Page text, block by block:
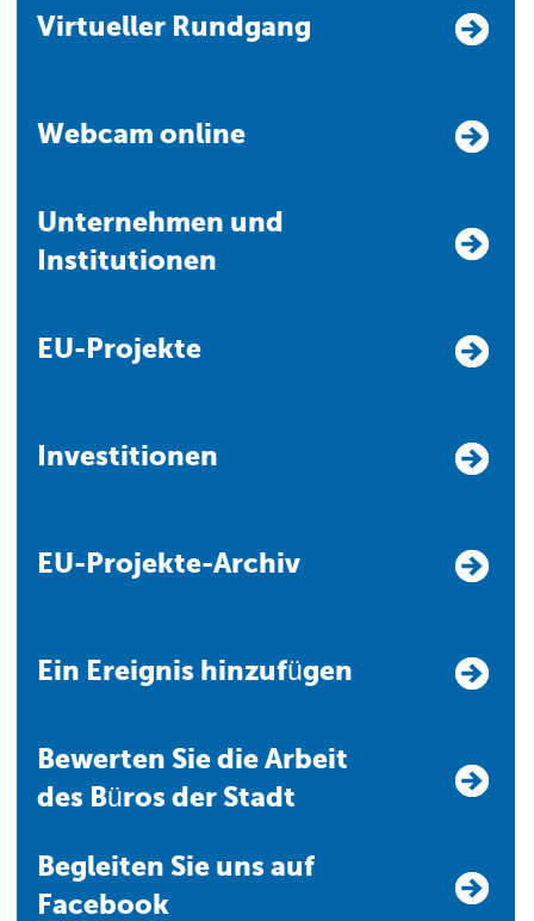
Virtueller Rundgang
Webcam online
Unternehmen und
Institutionen
EU-Projekte
Investitionen
EU-Projekte-Archiv
Ein Ereignis hinzufügen
Bewerten Sie die Arbeit
des Büros der Stadt
Begleiten Sie uns auf
Facebook